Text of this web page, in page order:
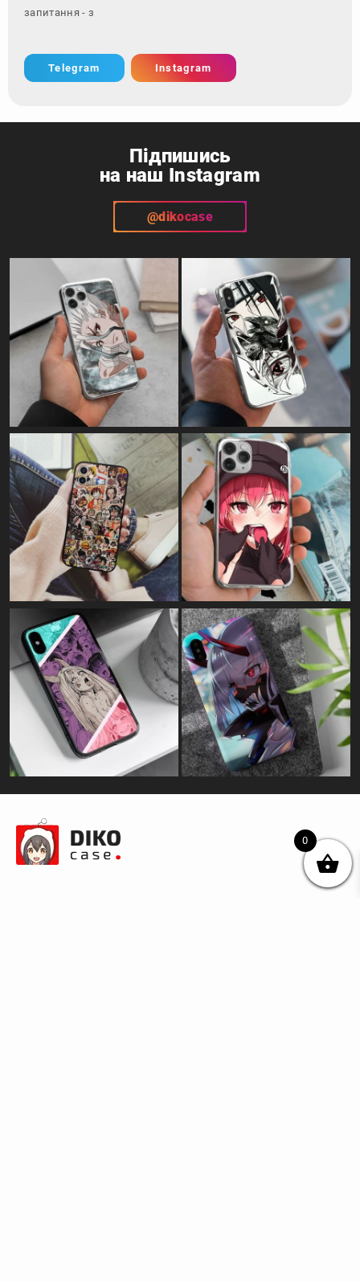
запитання - зверніться за к
Telegram Instagram
Підпишись
на наш Instagram
@dikocase
0